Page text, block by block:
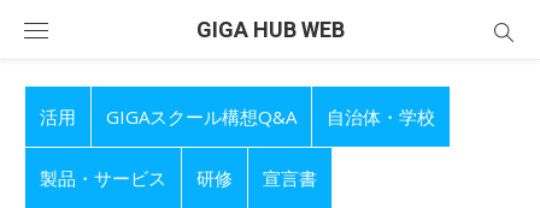
GIGA HUB WEB
活用 GIGAスクール構想Q&A 自治体・学校
製品・サービス 研修 宣言書